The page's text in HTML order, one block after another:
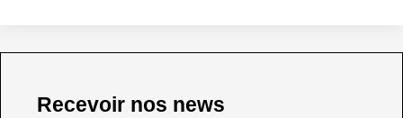
Recevoir nos news